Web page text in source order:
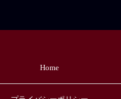
Home